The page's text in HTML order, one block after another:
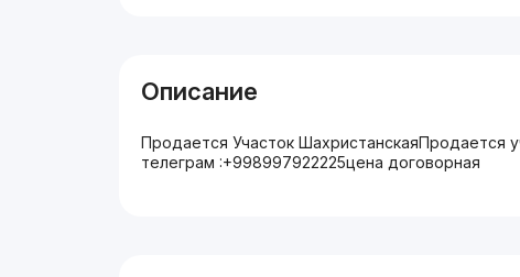
Описание
Продается Участок ШахристанскаяПродается
телеграм :+998997922225цена договорная